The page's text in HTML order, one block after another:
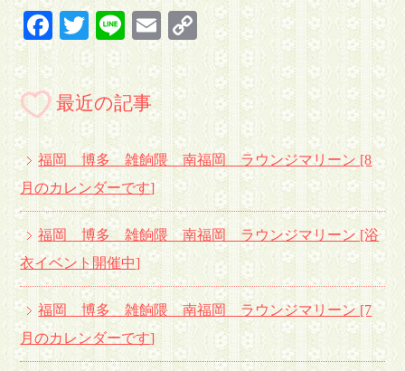
Facebook
Twitter
LineEmailCopy
Link
最近の記事
福岡 博多 雑餉隈 南福岡 ラウンジマリーン [8
月のカレンダーです]
福岡 博多 雑餉隈 南福岡 ラウンジマリーン [浴
衣イベント開催中]
福岡 博多 雑餉隈 南福岡 ラウンジマリーン [7
月のカレンダーです]